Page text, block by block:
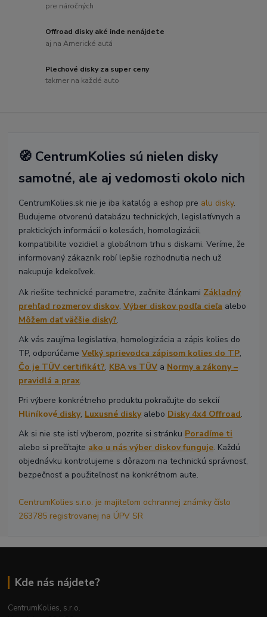
pre náročných
Offroad disky aké inde nenájdete
aj na Americké autá
Plechové disky za super ceny
takmer na každé auto
🧭 CentrumKolies sú nielen disky
samotné, ale aj vedomosti okolo nich
CentrumKolies.sk nie je iba katalóg a eshop pre alu disky.
Budujeme otvorenú databázu technických, legislatívnych a
praktických informácií o kolesách, homologizácii,
kompatibilite vozidiel a globálnom trhu s diskami. Veríme, že
informovaný zákazník robí lepšie rozhodnutia nech už
nakupuje kdekoľvek.
Ak riešite technické parametre, začnite článkami Základný
prehľad rozmerov diskov,Výber diskov podľa cieľa alebo
Môžem dať väčšie disky?.
Ak vás zaujíma legislatíva, homologizácia a zápis kolies do
TP, odporúčameVeľký sprievodca zápisom kolies do TP,
Čo je TÜV certifikát?, KBA vs TÜV a Normy a zákony –
pravidlá a prax.
Pri výbere konkrétneho produktu pokračujte do sekcií
Hliníkové disky, Luxusné diskyalebo Disky 4x4 Offroad.
Ak si nie ste istí výberom, pozrite si stránku Poradíme ti
alebo si prečítajte ako u nás výber diskov funguje. Každú
objednávku kontrolujeme s dôrazom na technickú správnosť,
bezpečnosť a použiteľnosť na konkrétnom aute.
CentrumKolies s.r.o. je majiteľom ochrannej známky číslo
263785 registrovanej na ÚPV SR
Kde nás nájdete?
CentrumKolies, s.r.o.